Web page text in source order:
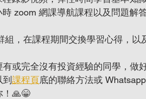
zoom 網課導航課程以及問題解
，在課程期間交換學習心得，以
或完全沒有投資經驗的同學，做
到課程頁底的聯絡方法或
！🙏😁